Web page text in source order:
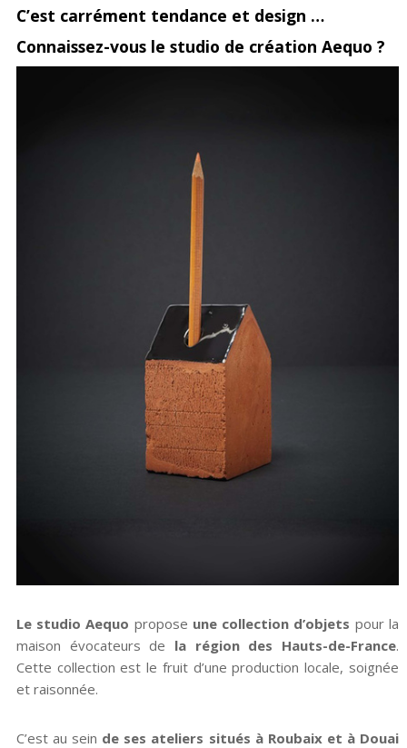
C’est carrément tendance et design …
Connaissez-vous le studio de création Aequo ?
Le studio Aequo propose une collection d’objets pour la
maison évocateurs de la région des Hauts-de-France.
Cette collection est le fruit d’une production locale, soignée
et raisonnée.
C’est au sein de ses ateliers situés à Roubaix et à Douai